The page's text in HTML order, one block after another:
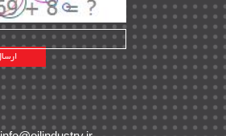
پیمانکاران بین المللی | ۸
اطلاعات انرژی کشورها | ۱۴
پروژه های خارجی | ۱۵
نقشه های نفت و گاز خارجی | ۱۰
شرکت های نفتی | ۱۴
پلانت های فعال | ۴۰